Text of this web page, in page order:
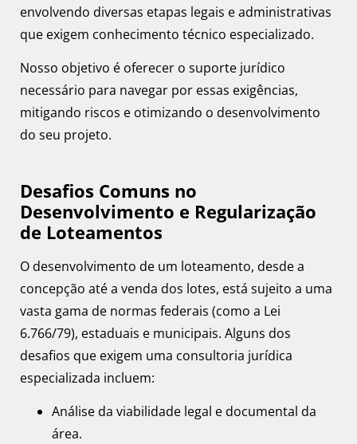
envolvendo diversas etapas legais e administrativas
que exigem conhecimento técnico especializado.
Nosso objetivo é oferecer o suporte jurídico
necessário para navegar por essas exigências,
mitigando riscos e otimizando o desenvolvimento
do seu projeto.
Desafios Comuns no
Desenvolvimento e Regularização
de Loteamentos
O desenvolvimento de um loteamento, desde a
concepção até a venda dos lotes, está sujeito a uma
vasta gama de normas federais (como a Lei
6.766/79), estaduais e municipais. Alguns dos
desafios que exigem uma consultoria jurídica
especializada incluem:
Análise da viabilidade legal e documental da
área.